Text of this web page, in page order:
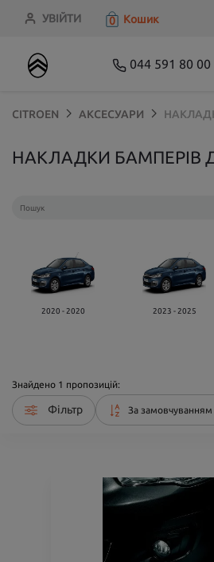
УВІЙТИ 0 Кошик
044 591 80 00
CITROEN АКСЕСУАРИ
НАКЛАДКИ БАМПЕРІВ
2020 - 2020 2023 - 2025
Знайдено 1 пропозицій:
Фільтр